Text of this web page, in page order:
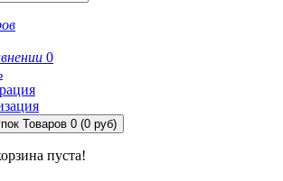
0
Товаров 0 (0 руб)
пуста!